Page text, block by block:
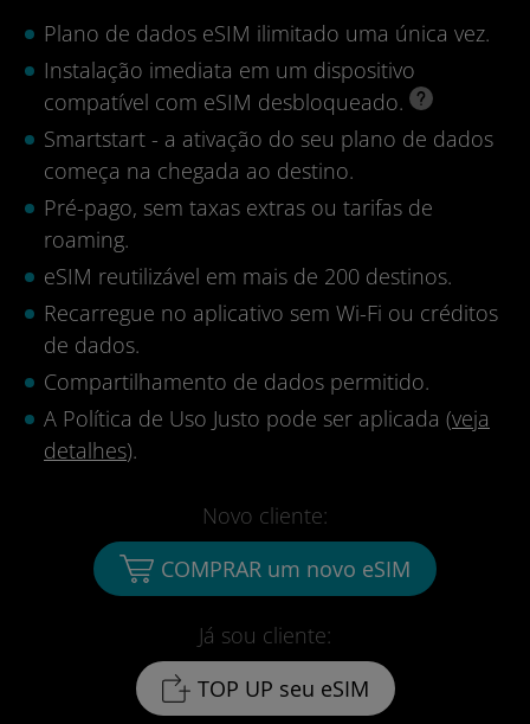
Plano de dados eSIM ilimitado uma única vez.
Instalação imediata em um dispositivo
compatível com eSIM desbloqueado.
Smartstart - a ativação do seu plano de dados
começa na chegada ao destino.
Pré-pago, sem taxas extras ou tarifas de
roaming.
eSIM reutilizável em mais de 200 destinos.
Recarregue no aplicativo sem Wi-Fi ou créditos
de dados.
Compartilhamento de dados permitido.
A Política de Uso Justo pode ser aplicada (veja
detalhes).
Já sou cliente:
TOP UP seu eSIM
Novo cliente:
COMPRAR um novo eSIM